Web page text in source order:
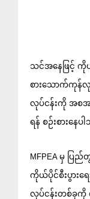
သင်အနေဖြင့် ကို
စားသောက်ကုန်
လုပ်ငန်းကို အစအ
ရန် စဉ်းစားနေပ
​MFPEA မှ ပ
ကိုယ်ပိုင်စီးပွားရ
လုပ်ငန်းတစ်ခုကို